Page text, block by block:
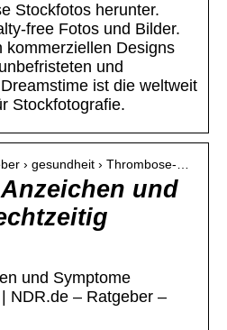
Stockfotos herunter.
free Fotos und Bilder.
kommerziellen Designs
und
ist die weltweit
Stockfotografie.
› gesundheit › Thrombose-…
und
und Symptome
NDR.de – Ratgeber –